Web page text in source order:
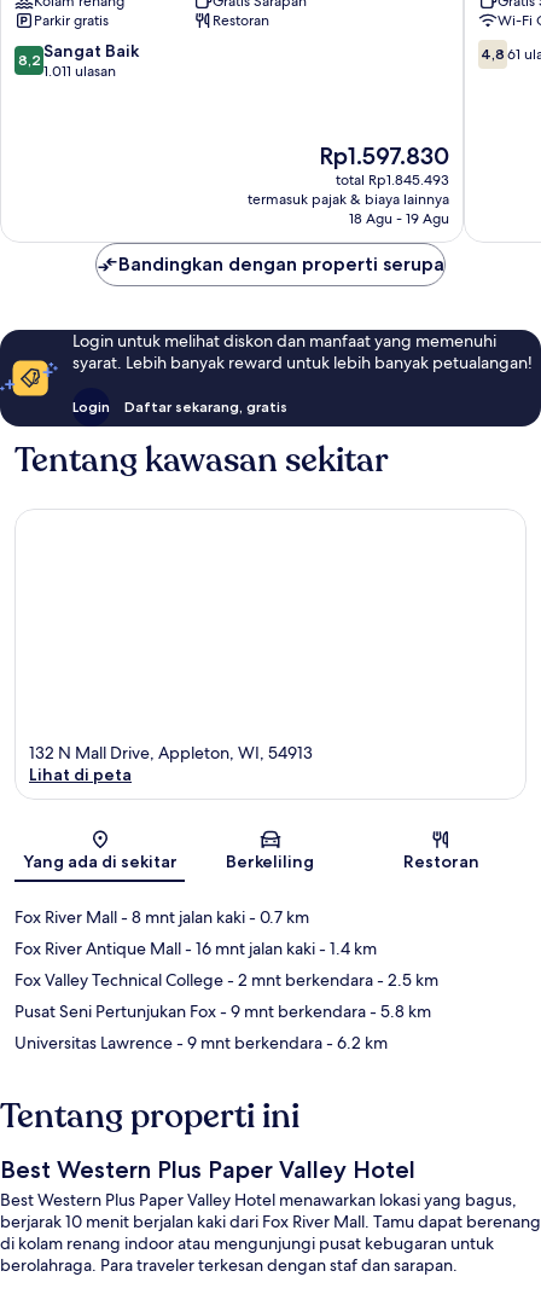
Downtown
Appleton
Parkir gratis
Restoran
8.2
dari
8,2 Sangat Baik
1.011 ulasan
Harga
sekarang
Rp1.597.830
Rp1.597.830
total Rp1.845.493
termasuk pajak & biaya lainnya
18 Agu - 19 Agu
Wi-Fi
4.8
dari
4,8 61
Bandingkan dengan properti serupa
Login untuk melihat diskon dan manfaat yang memenuhi
syarat. Lebih banyak reward untuk lebih banyak petualangan!
Login Daftar sekarang, gratis
Tentang kawasan sekitar
Peta
132 N Mall Drive, Appleton, WI, 54913
Lihat di peta
Yang ada di sekitar Berkeliling Restoran
Fox River Mall- 8 mnt jalan kaki- 0.7 km
Fox River Antique Mall- 16 mnt jalan kaki- 1.4 km
Fox Valley Technical College- 2 mnt berkendara- 2.5 km
Pusat Seni Pertunjukan Fox- 9 mnt berkendara- 5.8 km
Universitas Lawrence- 9 mnt berkendara- 6.2 km
Tentang properti ini
Best Western Plus Paper Valley Hotel
Best Western Plus Paper Valley Hotel menawarkan lokasi yang bagus,
berjarak 10 menit berjalan kaki dari Fox River Mall. Tamu dapat berenang
di kolam renang indoor atau mengunjungi pusat kebugaran untuk
berolahraga. Para traveler terkesan dengan staf dan sarapan.